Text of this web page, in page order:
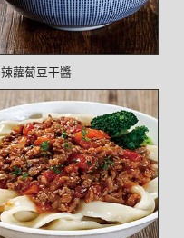
辣蘿蔔豆干醬